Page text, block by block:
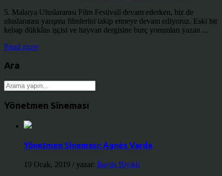
5. Malatya Uluslararası Film Festivali devam ederken, biz de
uluslararası yarışma filmlerini takip etmeye devam ediyoruz. Eski bir
kebap dükkânı işçisi ve hayvan dergisine burç yorumları yazan ...
Read more
Ara
Yönetmen Sineması
Yönetmen Sineması: Agnès Varda
19 Ocak, 2019 / yazar: İlayda Bıyıklı